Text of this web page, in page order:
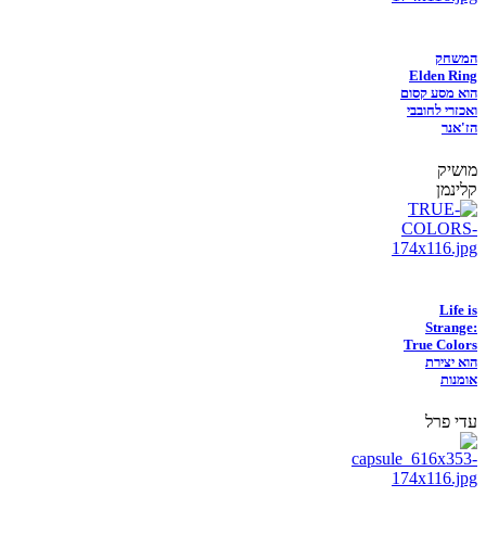
המשחק
Elden Ring
הוא מסע קסום
ואכזרי לחובבי
הז'אנר
מושיק
קלינמן
Life is
Strange:
True Colors
הוא יצירת
אומנות
עדי פרל